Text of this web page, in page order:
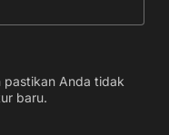
pastikan Anda tidak
baru.